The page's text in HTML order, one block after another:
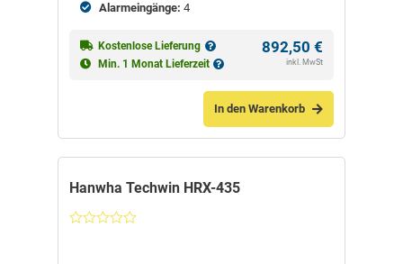
Alarmeingänge: 4
Kostenlose Lieferung
Min. 1 Monat Lieferzeit
892,50 €
inkl. MwSt
In den Warenkorb
Hanwha Techwin HRX-435